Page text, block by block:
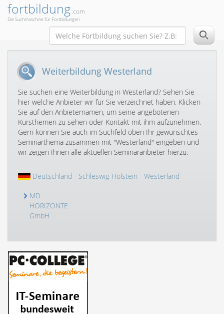
fortbildung.com
Die Suchmaschine für Fortbildungen
Weiterbildung Westerland
Sie suchen eine Weiterbildung in Westerland? Sehen Sie
hier welche Anbieter wir für Sie verzeichnet haben. Klicken
Sie auf den Anbieternamen, um seine angebotenen
Kursthemen zu sehen oder Kontakt mit ihm aufzunehmen.
Gern können Sie auch im Suchfeld oben Ihr gewünschtes
Seminarthema zusammen mit "Westerland" eingeben und
wir zeigen Ihnen alle aktuellen Seminaranbieter hierzu.
Deutschland - Schleswig-Holstein - Westerland
MD
HORIZONTE
GmbH